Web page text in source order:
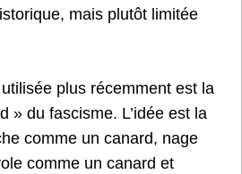
mais plutôt limitée
plus récemment est la
» du fascisme. L’idée est la
comme un canard, nage
comme un canard et